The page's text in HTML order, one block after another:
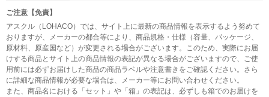
ご注意【免責】
アスクル（LOHACO）では、サイト上に最新の商品情報を表示するよう努めて
おりますが、メーカーの都合等により、商品規格・仕様（容量、パッケージ、
原材料、原産国など）が変更される場合がございます。このため、実際にお届
けする商品とサイト上の商品情報の表記が異なる場合がございますので、ご使
用前には必ずお届けした商品の商品ラベルや注意書きをご確認ください。さら
に詳細な商品情報が必要な場合は、メーカー等にお問い合わせください。
また、商品名における「セット」や「箱」の表記は、必ずしも箱でのお届けを